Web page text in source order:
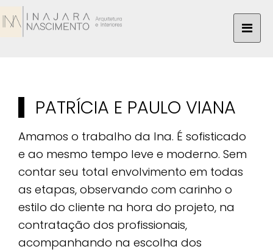
PATRÍCIA E PAULO VIANA
Amamos o trabalho da Ina. É sofisticado
e ao mesmo tempo leve e moderno. Sem
contar seu total envolvimento em todas
as etapas, observando com carinho o
estilo do cliente na hora do projeto, na
contratação dos profissionais,
acompanhando na escolha dos